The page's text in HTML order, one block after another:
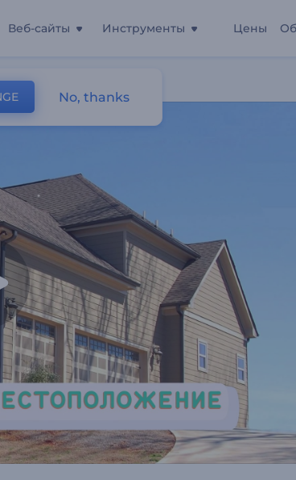
Веб-сайты Инструменты Цены
No, thanks